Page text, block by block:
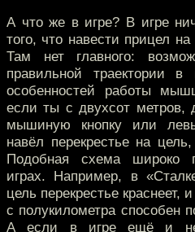
А что же в игре? В игре
того, что навести прицел
Там нет главного:
правильной траектории
особенностей работы
если ты с двухсот метров,
мышиную кнопку или
навёл перекрестье на
Подобная схема широко
играх. Например, в
цель перекрестье краснеет,
с полукилометра способен
А если в игре ещё и